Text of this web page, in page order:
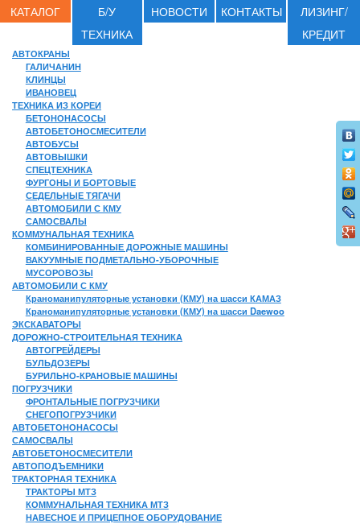
КАТАЛОГ
Б/У
ТЕХНИКА
НОВОСТИ КОНТАКТЫ
ЛИЗИНГ/
КРЕДИТ
АВТОКРАНЫ
ГАЛИЧАНИН
КЛИНЦЫ
ИВАНОВЕЦ
ТЕХНИКА ИЗ КОРЕИ
БЕТОНОНАСОСЫ
АВТОБЕТОНОСМЕСИТЕЛИ
АВТОБУСЫ
АВТОВЫШКИ
СПЕЦТЕХНИКА
ФУРГОНЫ И БОРТОВЫЕ
СЕДЕЛЬНЫЕ ТЯГАЧИ
АВТОМОБИЛИ С КМУ
САМОСВАЛЫ
КОММУНАЛЬНАЯ ТЕХНИКА
КОМБИНИРОВАННЫЕ ДОРОЖНЫЕ МАШИНЫ
ВАКУУМНЫЕ ПОДМЕТАЛЬНО-УБОРОЧНЫЕ
МУСОРОВОЗЫ
АВТОМОБИЛИ С КМУ
Краноманипуляторные установки (КМУ) на шасси КАМАЗ
Краноманипуляторные установки (КМУ) на шасси Daewoo
ЭКСКАВАТОРЫ
ДОРОЖНО-СТРОИТЕЛЬНАЯ ТЕХНИКА
АВТОГРЕЙДЕРЫ
БУЛЬДОЗЕРЫ
БУРИЛЬНО-КРАНОВЫЕ МАШИНЫ
ПОГРУЗЧИКИ
ФРОНТАЛЬНЫЕ ПОГРУЗЧИКИ
СНЕГОПОГРУЗЧИКИ
АВТОБЕТОНОНАСОСЫ
САМОСВАЛЫ
АВТОБЕТОНОСМЕСИТЕЛИ
АВТОПОДЪЕМНИКИ
ТРАКТОРНАЯ ТЕХНИКА
ТРАКТОРЫ МТЗ
КОММУНАЛЬНАЯ ТЕХНИКА МТЗ
НАВЕСНОЕ И ПРИЦЕПНОЕ ОБОРУДОВАНИЕ